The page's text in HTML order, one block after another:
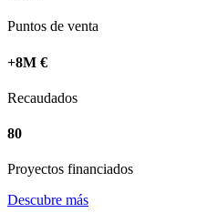
Puntos de venta
+8M €
Recaudados
80
Proyectos financiados
Descubre más